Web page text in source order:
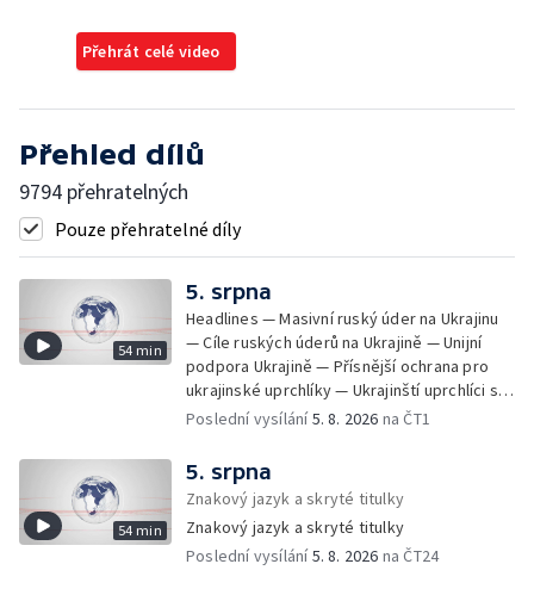
Přehrát celé video
Přehled dílů
9794 přehratelných
Pouze přehratelné díly
54 min
5. srpna
Headlines — Masivní ruský úder na Ukrajinu
— Cíle ruských úderů na Ukrajině — Unijní
podpora Ukrajině — Přísnější ochrana pro
ukrajinské uprchlíky — Ukrajinští uprchlíci s
dočasnou ochranou v Česku — Uprchlíci s
Most — Hašení skládky — Srážka nákladního
letadla s dronem v Německu — Vyšetřování
nehody Filipa Turka — Tržby v maloobchodu
— Ústavní soud vyhověl matce ve sporu o
děti — Kniha Válka ševců — Izrael
Poslední vysílání5. 8. 2026 na ČT1
54 min
5. srpna
Znakový jazyk a skryté titulky
Znakový jazyk a skryté titulky
Poslední vysílání5. 8. 2026 na ČT24